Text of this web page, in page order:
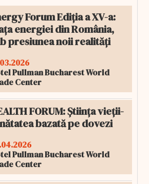
Forum Ediția a XV-a:
energiei din România,
presiunea noii realități
Pullman Bucharest World
Center
FORUM: Știința vieții-
bazată pe dovezi
Pullman Bucharest World
Center